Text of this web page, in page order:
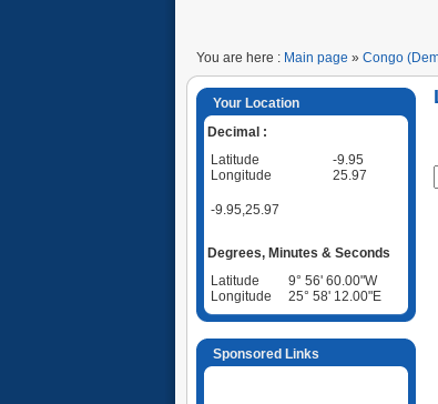
You are here : Main page » Congo
Your Location
Decimal :
Latitude
-9.95
Longitude
25.97
-9.95,25.97
Degrees, Minutes & Seconds
Latitude
9° 56' 60.00"W
Longitude
25° 58' 12.00"E
Sponsored Links